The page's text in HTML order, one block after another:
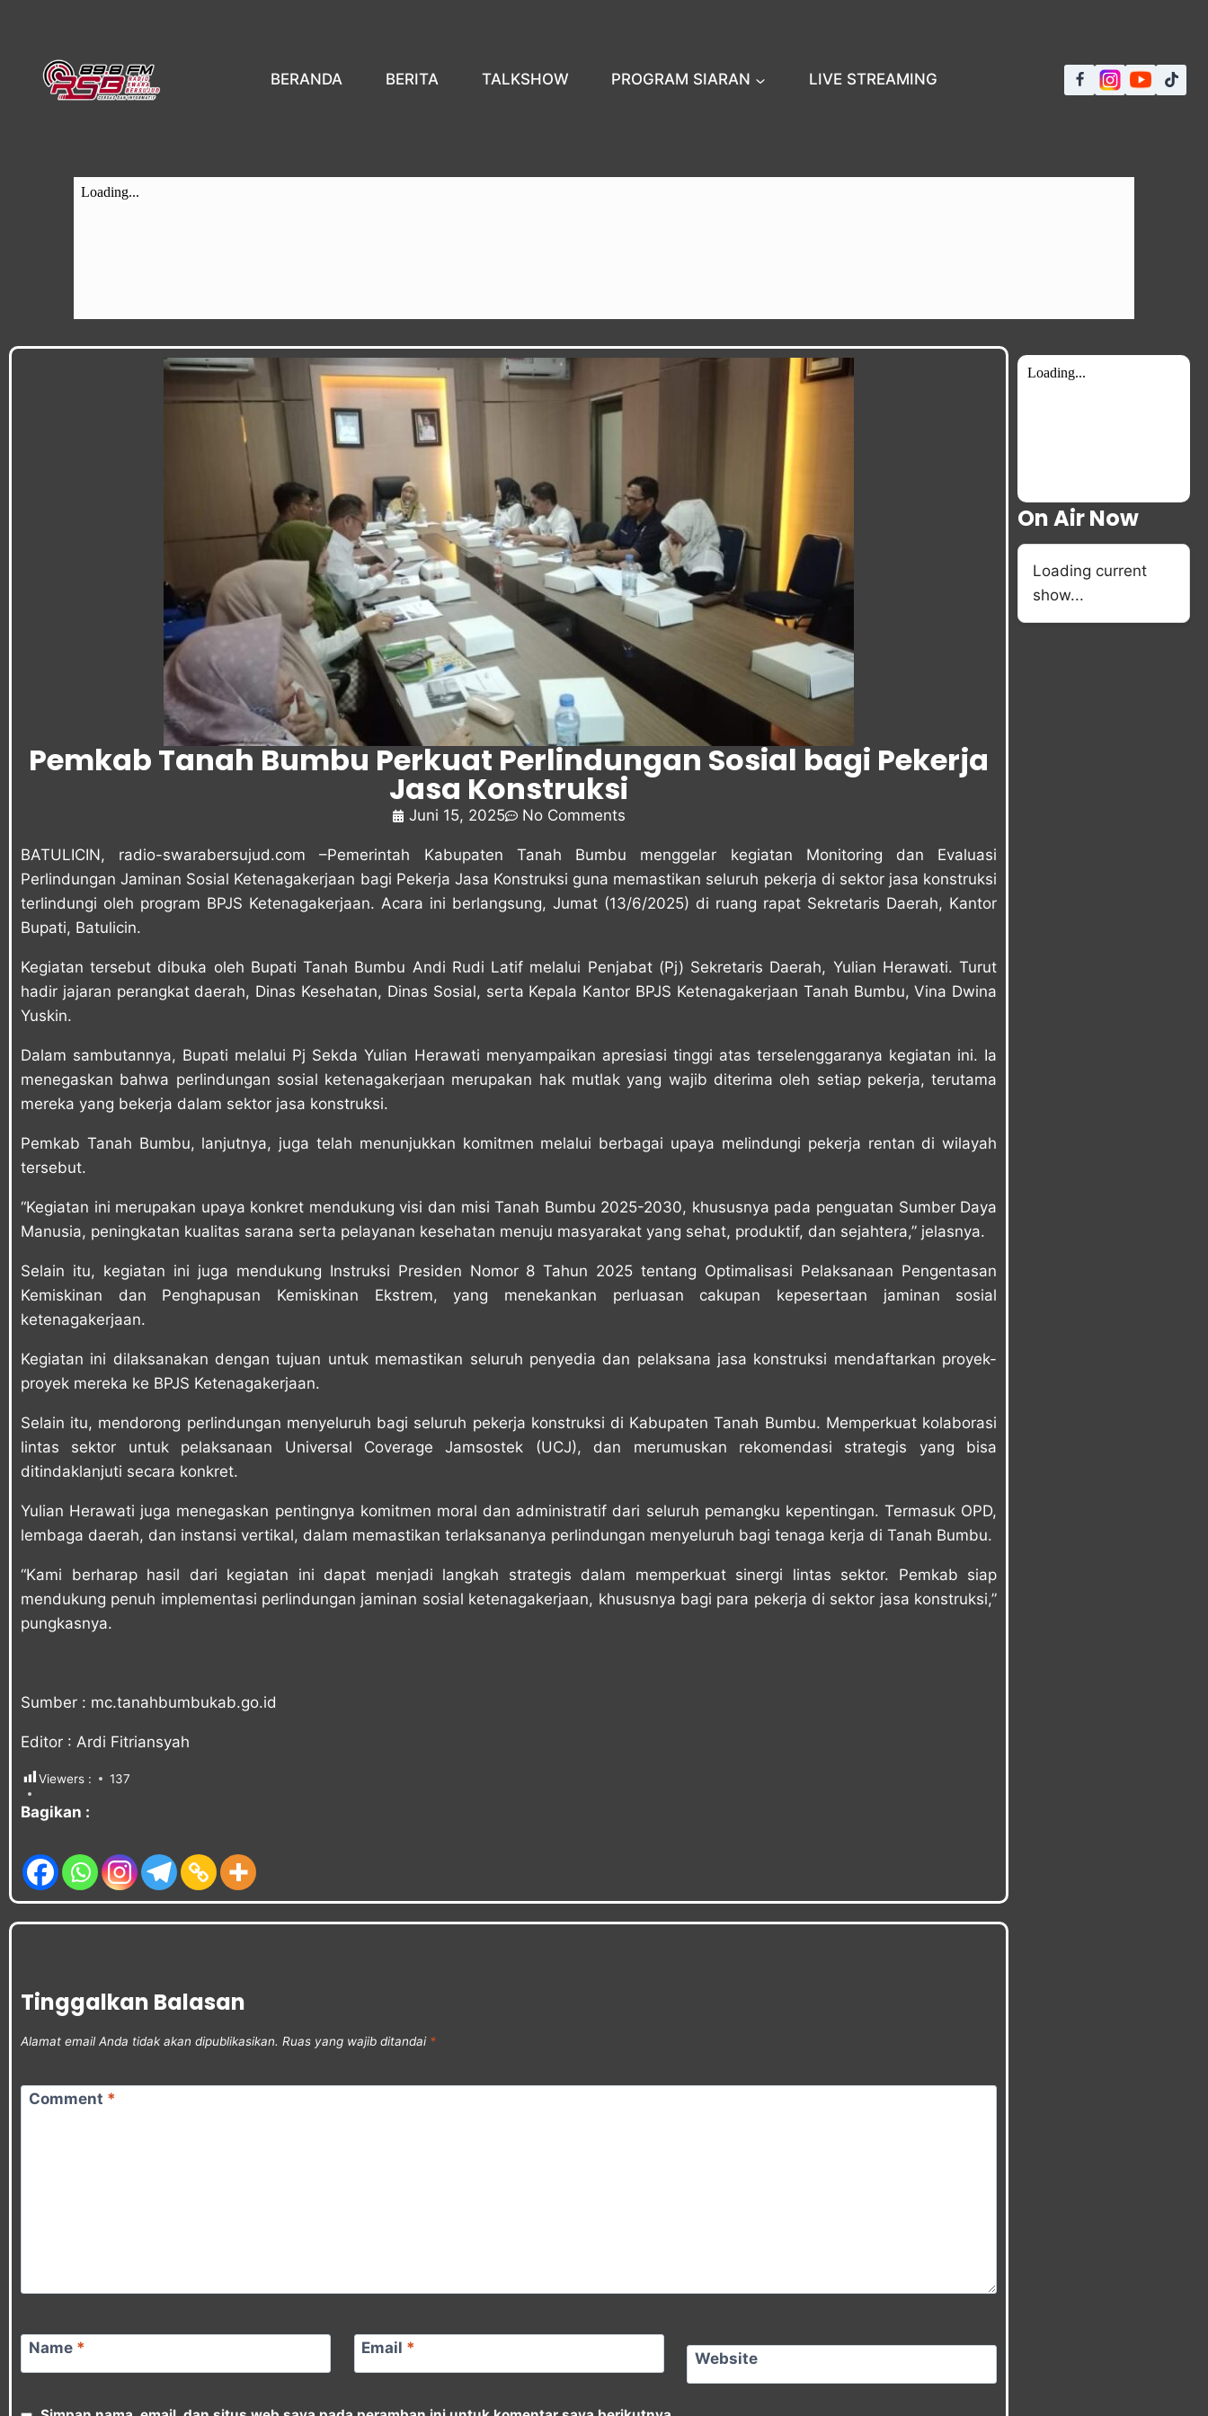
BERANDA BERITA TALKSHOW PROGRAM SIARAN LIVE STREAMING
Pemkab Tanah Bumbu Perkuat Perlindungan Sosial bagi Pekerja
Jasa Konstruksi
Juni 15, 2025 No Comments
BATULICIN, radio-swarabersujud.com –Pemerintah Kabupaten Tanah Bumbu menggelar kegiatan Monitoring dan Evaluasi
Perlindungan Jaminan Sosial Ketenagakerjaan bagi Pekerja Jasa Konstruksi guna memastikan seluruh pekerja di sektor jasa konstruksi
terlindungi oleh program BPJS Ketenagakerjaan. Acara ini berlangsung, Jumat (13/6/2025) di ruang rapat Sekretaris Daerah, Kantor
Bupati, Batulicin.
Kegiatan tersebut dibuka oleh Bupati Tanah Bumbu Andi Rudi Latif melalui Penjabat (Pj) Sekretaris Daerah, Yulian Herawati. Turut
hadir jajaran perangkat daerah, Dinas Kesehatan, Dinas Sosial, serta Kepala Kantor BPJS Ketenagakerjaan Tanah Bumbu, Vina Dwina
Yuskin.
Dalam sambutannya, Bupati melalui Pj Sekda Yulian Herawati menyampaikan apresiasi tinggi atas terselenggaranya kegiatan ini. Ia
menegaskan bahwa perlindungan sosial ketenagakerjaan merupakan hak mutlak yang wajib diterima oleh setiap pekerja, terutama
mereka yang bekerja dalam sektor jasa konstruksi.
Pemkab Tanah Bumbu, lanjutnya, juga telah menunjukkan komitmen melalui berbagai upaya melindungi pekerja rentan di wilayah
tersebut.
“Kegiatan ini merupakan upaya konkret mendukung visi dan misi Tanah Bumbu 2025-2030, khususnya pada penguatan Sumber Daya
Manusia, peningkatan kualitas sarana serta pelayanan kesehatan menuju masyarakat yang sehat, produktif, dan sejahtera,” jelasnya.
Selain itu, kegiatan ini juga mendukung Instruksi Presiden Nomor 8 Tahun 2025 tentang Optimalisasi Pelaksanaan Pengentasan
Kemiskinan dan Penghapusan Kemiskinan Ekstrem, yang menekankan perluasan cakupan kepesertaan jaminan sosial
ketenagakerjaan.
Kegiatan ini dilaksanakan dengan tujuan untuk memastikan seluruh penyedia dan pelaksana jasa konstruksi mendaftarkan proyek-
proyek mereka ke BPJS Ketenagakerjaan.
Selain itu, mendorong perlindungan menyeluruh bagi seluruh pekerja konstruksi di Kabupaten Tanah Bumbu. Memperkuat kolaborasi
lintas sektor untuk pelaksanaan Universal Coverage Jamsostek (UCJ), dan merumuskan rekomendasi strategis yang bisa
ditindaklanjuti secara konkret.
Yulian Herawati juga menegaskan pentingnya komitmen moral dan administratif dari seluruh pemangku kepentingan. Termasuk OPD,
lembaga daerah, dan instansi vertikal, dalam memastikan terlaksananya perlindungan menyeluruh bagi tenaga kerja di Tanah Bumbu.
“Kami berharap hasil dari kegiatan ini dapat menjadi langkah strategis dalam memperkuat sinergi lintas sektor. Pemkab siap
mendukung penuh implementasi perlindungan jaminan sosial ketenagakerjaan, khususnya bagi para pekerja di sektor jasa konstruksi,”
pungkasnya.
Sumber : mc.tanahbumbukab.go.id
Editor : Ardi Fitriansyah
Viewers : 137
Bagikan :
On Air Now
Loading current
show...
Tinggalkan Balasan
Alamat email Anda tidak akan dipublikasikan. Ruas yang wajib ditandai *
Comment *
Name * Email *
Website